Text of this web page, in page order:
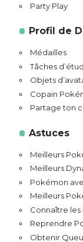
Party Play
Profil de
Médailles
Tâches
Objets
Copain
Partage ton
Astuces
Meilleurs
Meilleurs
Pokémon
Meilleurs
Connaître les
Reprendre
Obtenir